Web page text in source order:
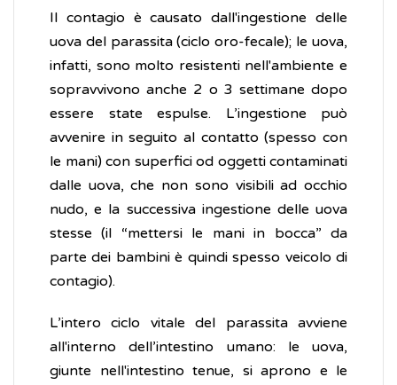
Il contagio è causato dall'ingestione delle
uova del parassita (ciclo oro-fecale); le uova,
infatti, sono molto resistenti nell'ambiente e
sopravvivono anche 2 o 3 settimane dopo
essere state espulse. L’ingestione può
avvenire in seguito al contatto (spesso con
le mani) con superfici od oggetti contaminati
dalle uova, che non sono visibili ad occhio
nudo, e la successiva ingestione delle uova
stesse (il “mettersi le mani in bocca” da
parte dei bambini è quindi spesso veicolo di
contagio).
L’intero ciclo vitale del parassita avviene
all'interno dell’intestino umano: le uova,
giunte nell'intestino tenue, si aprono e le